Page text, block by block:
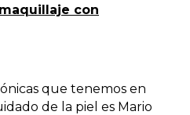
con
que tenemos en
de la piel es Mario